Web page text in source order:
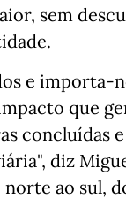
sem
e
que
concluídas
diz
ao sul,